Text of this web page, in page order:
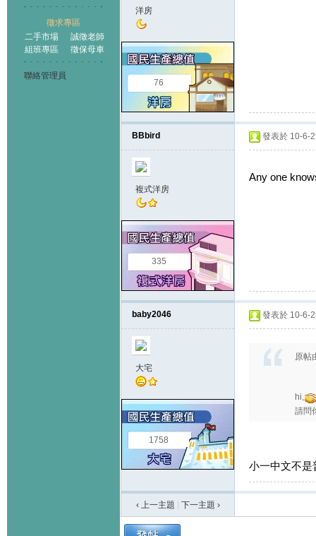
徵求專區
二手市場
誠徵老師
組班專區
徵保母車
聯絡管理員
洋房
76
BBbird
複式洋房
335
發表於 10-6-
Any one
baby2046
大宅
1758
發表於 10-6-
原帖
hi,
請問
小一中文不是
‹ 上一主題 下一主題 ›